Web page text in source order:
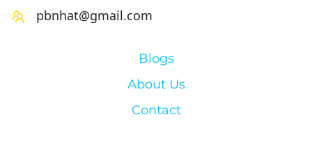
pbnhat@gmail.com
Blogs
About Us
Contact